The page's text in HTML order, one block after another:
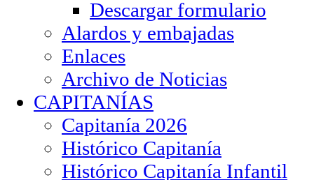
Descargar formulario
Alardos y embajadas
Enlaces
Archivo de Noticias
CAPITANÍAS
Capitanía 2026
Histórico Capitanía
Histórico Capitanía Infantil